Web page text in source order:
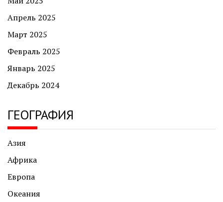
Апрель 2025
Март 2025
Февраль 2025
Январь 2025
Декабрь 2024
ГЕОГРАФИЯ
Азия
Африка
Европа
Океания